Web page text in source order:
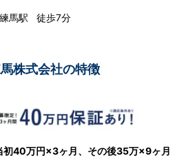
馬駅 徒歩7分
株式会社の特徴
初40万円×3ヶ月、その後35万×9ヶ月